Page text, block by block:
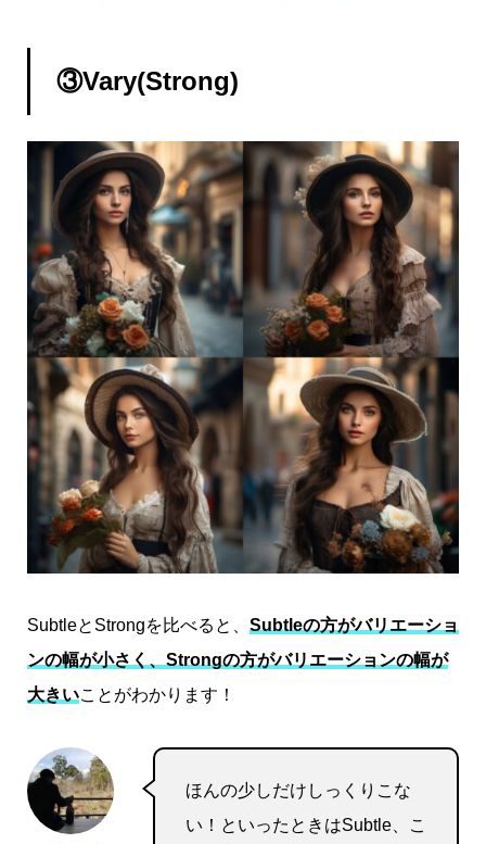
③Vary(Strong)
SubtleとStrongを比べると、 Subtleの方がバリエーショ
ンの幅が小さく、Strongの方がバリエーションの幅が
大きいことがわかります！
ほんの少しだけしっくりこな
い！といったときはSubtle、こ